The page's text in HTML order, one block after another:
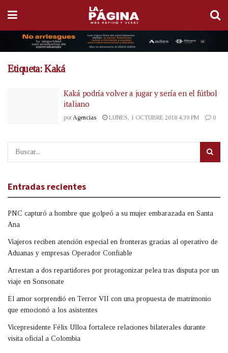
Etiqueta:Kaká
Kaká podría volver a jugar y sería en el fútbol
italiano
por Agencias LUNES, 1 OCTUBRE 2018 4:39 PM 0
Entradas recientes
PNC capturó a hombre que golpeó a su mujer embarazada en Santa
Ana
Viajeros reciben atención especial en fronteras gracias al operativo de
Aduanas y empresas Operador Confiable
Arrestan a dos repartidores por protagonizar pelea tras disputa por un
viaje en Sonsonate
El amor sorprendió en Terror VII con una propuesta de matrimonio
que emocionó a los asistentes
Vicepresidente Félix Ulloa fortalece relaciones bilaterales durante
visita oficial a Colombia